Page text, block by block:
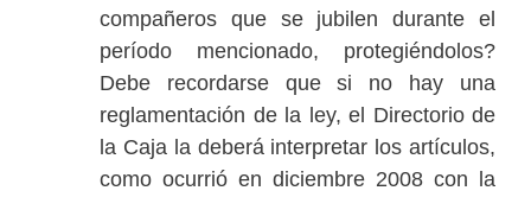
compañeros que se jubilen durante el
período mencionado, protegiéndolos?
Debe recordarse que si no hay una
reglamentación de la ley, el Directorio de
la Caja la deberá interpretar los artículos,
como ocurrió en diciembre 2008 con la